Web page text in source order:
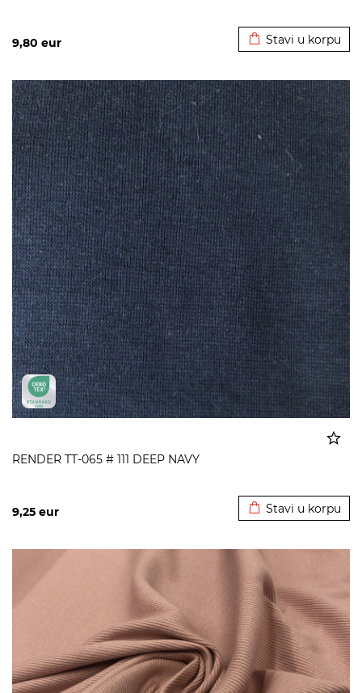
9,80 eur Stavi u korpu
RENDER TT-065 # 111 DEEP NAVY
9,25 eur Stavi u korpu